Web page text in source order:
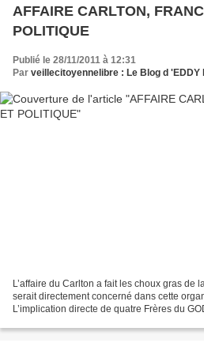
AFFAIRE CARLTON,
POLITIQUE
Publié le 28/11/2011 à 12:31
Par veillecitoyennelibre : Le Blog d 'EDDY
L’affaire du Carlton a fait les choux gras de
serait directement concerné dans cette
L’implication directe de quatre Frères du